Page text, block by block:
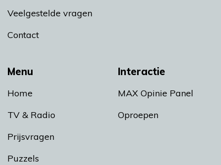
Menu
Home
TV & Radio
Prijsvragen
Puzzels
Interactie
MAX Opinie Panel
Oproepen
Veelgestelde vragen
Contact